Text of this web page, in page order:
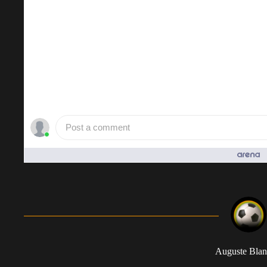
Post a comment
People who like it ()
Auguste